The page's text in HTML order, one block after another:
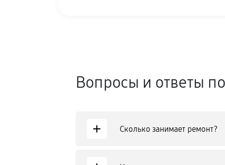
Вопросы и ответы
+ Сколько занимает ремонт?